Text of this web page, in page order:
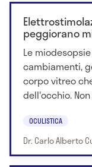
peggiorano
Le
cambiamenti,
corpo vitreo
dell'occhio. Non
OCULISTICA
Dr. Carlo Alberto